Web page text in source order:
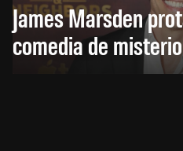
James Marsden
comedia de